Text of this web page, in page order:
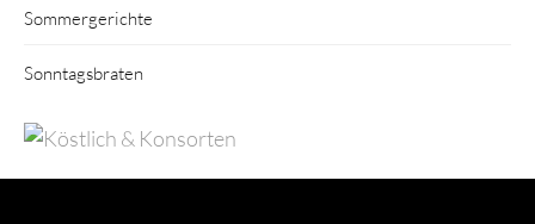
Sommergerichte
Sonntagsbraten